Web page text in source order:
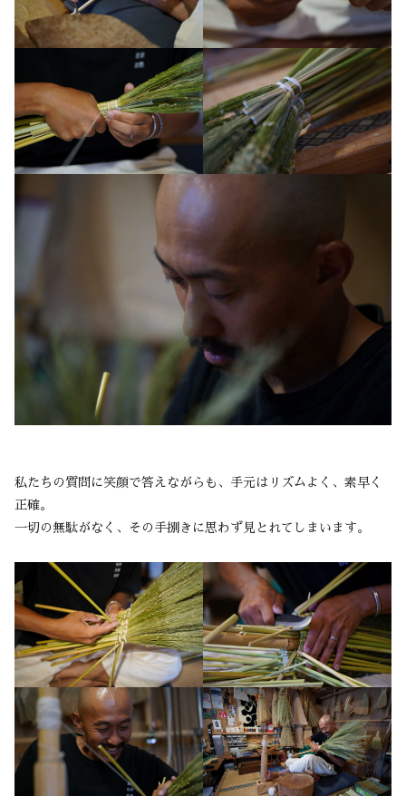
私たちの質問に笑顔で答えながらも、手元はリズムよく、素早く
正確。
一切の無駄がなく、その手捌きに思わず見とれてしまいます。